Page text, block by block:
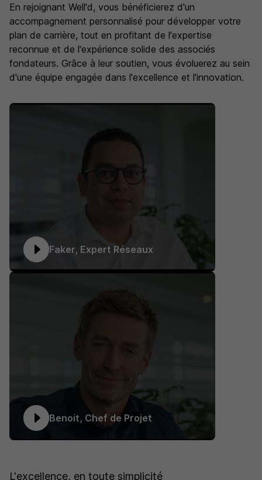
En rejoignant Well'd, vous bénéficierez d'un
accompagnement personnalisé pour développer votre
plan de carrière, tout en profitant de l'expertise
reconnue et de l'expérience solide des associés
fondateurs. Grâce à leur soutien, vous évoluerez au sein
d'une équipe engagée dans l'excellence et l'innovation.
Faker, Expert Réseaux
Benoit, Chef de Projet
L'excellence, en toute simplicité